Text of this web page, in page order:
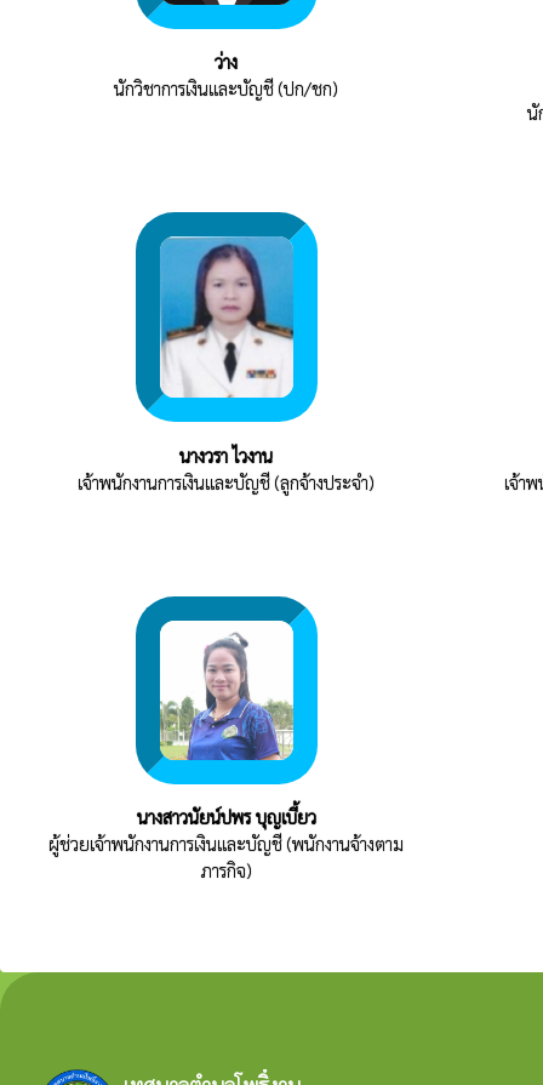
ว่าง
นักวิชาการเงินและบัญชี (ปก/ชก)
นั
นางวรา ไวงาน
เจ้าพนักงานการเงินและบัญชี (ลูกจ้างประจำ)
เจ้า
นางสาวนัยน์ปพร บุญเบี้ยว
ผู้ช่วยเจ้าพนักงานการเงินและบัญชี (พนักงานจ้างตาม
ภารกิจ)